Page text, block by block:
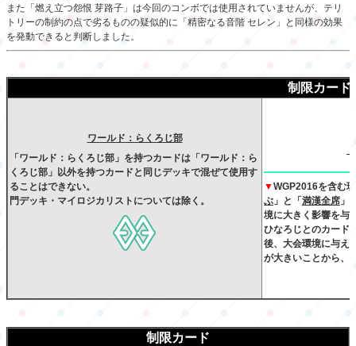
また「燃え立つ怨恨 芽路子」は今回のコンボでは使用されていませんが、テリ
トリーの制約の点で劣るものの疑似的に「精密なる音階 セレン」と同様の効果
を発動できると判断しました。
制限カード
ワールド：らくろじ部
「ワールド：らくろじ部」を持つカードは「ワールド：ら
くろじ部」以外を持つカードと同じデッキで混ぜて使用す
ることはできない。
門デッキ・マイロジカリストについては除く。
▼WGP2016を含む
ぶ 」と「満漢全席 」
境に大きく影響を与
ひなろじとのカード
後、大会環境に与え
が大きいことから、
制限カード